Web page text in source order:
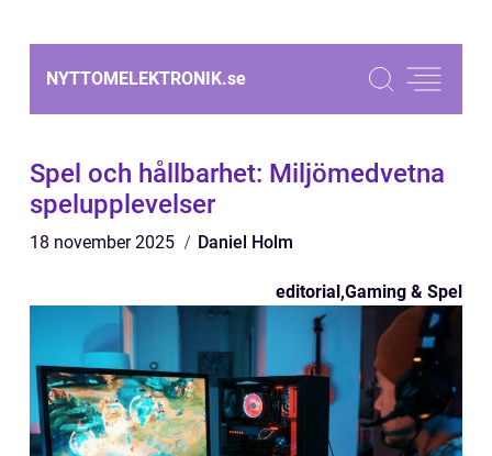
NYTTOMELEKTRONIK.se
Spel och hållbarhet: Miljömedvetna
spelupplevelser
18 november 2025 Daniel Holm
editorial,Gaming & Spel